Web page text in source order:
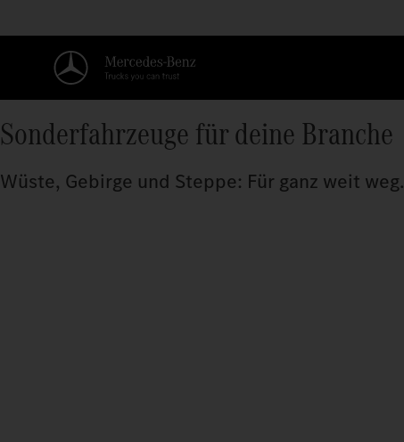
Sonderfahrzeuge für deine Branche
Wüste, Gebirge und Steppe: Für ganz weit weg.